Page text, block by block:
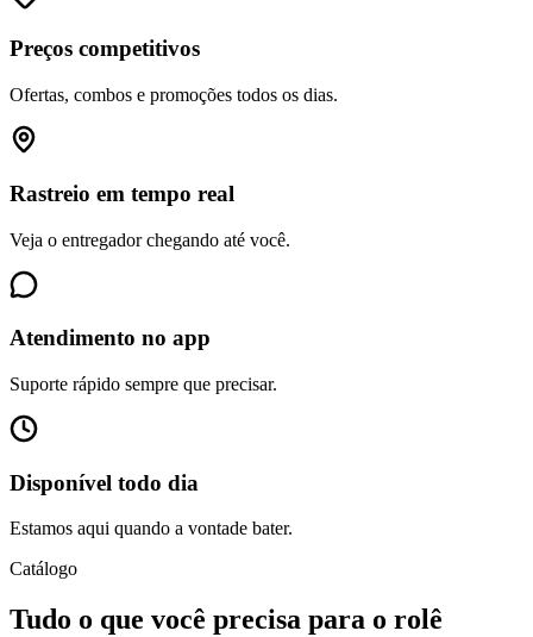
Preços competitivos
Ofertas, combos e promoções todos os dias.
Rastreio em tempo real
Veja o entregador chegando até você.
Atendimento no app
Suporte rápido sempre que precisar.
Disponível todo dia
Estamos aqui quando a vontade bater.
Catálogo
Tudo o que você precisa para o rolê